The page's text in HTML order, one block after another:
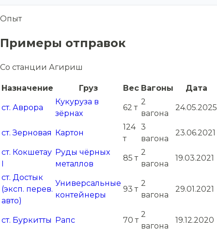
Опыт
Примеры отправок
Со станции Агириш
Назначение Груз Вес Вагоны Дата
ст. Аврора
Кукуруза в
зёрнах
62 т
2
вагона
24.05.2025
ст. Зерновая Картон
124
т
3
вагона
23.06.2021
ст. Кокшетау
I
Руды чёрных
металлов
85 т
2
вагона
19.03.2021
ст. Достык
(эксп. перев.
авто)
Универсальные
контейнеры
93 т
2
вагона
29.01.2021
ст. Буркитты Рапс 70 т
2
вагона
19.12.2020